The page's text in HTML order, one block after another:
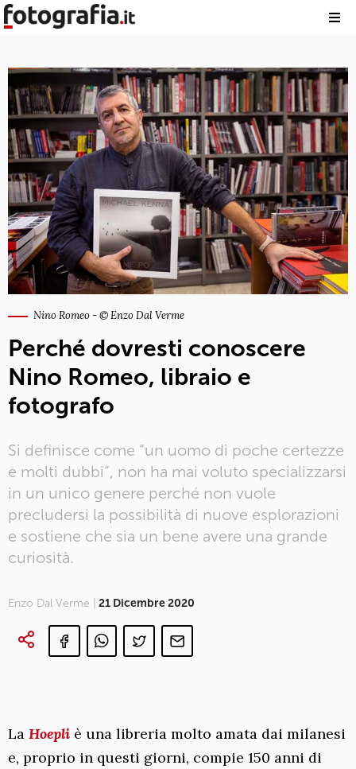
Nino Romeo - © Enzo Dal Verme
Perché dovresti conoscere
Nino Romeo, libraio e
fotografo
Si definisce come “un uomo di poche certezze
e molti dubbi”, non ha mai voluto specializzarsi
in un unico genere perché non vuole
precludersi la possibilità di nuove esplorazioni
e sostiene che sia un bene avere una grande
curiosità.
Enzo Dal Verme | 21 Dicembre 2020
La Hoepli è una libreria molto amata dai milanesi
e, proprio in questi giorni, compie 150 anni di